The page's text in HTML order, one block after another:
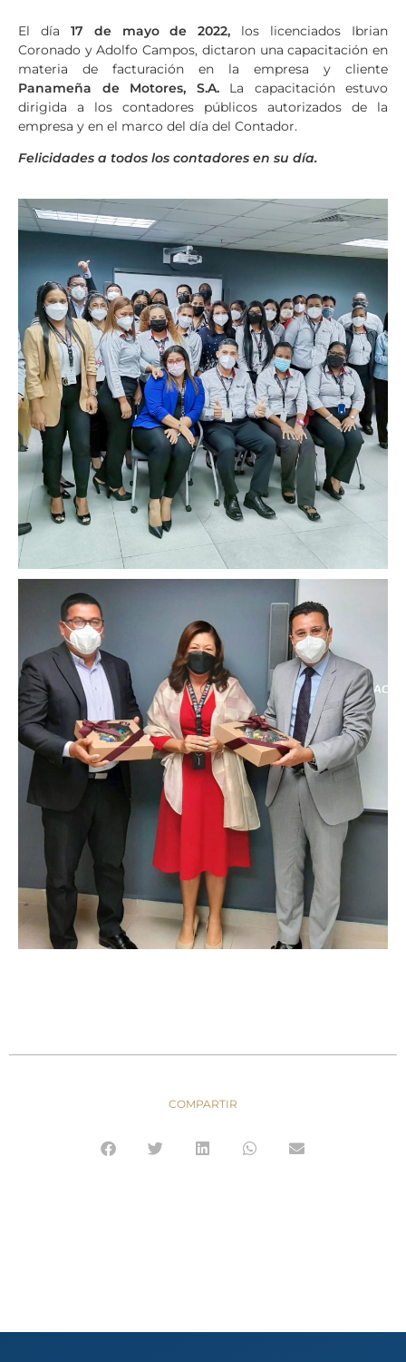
El día 17 de mayo de 2022, los licenciados Ibrian
Coronado y Adolfo Campos, dictaron una capacitación en
materia de facturación en la empresa y cliente
Panameña de Motores, S.A.La capacitación estuvo
dirigida a los contadores públicos autorizados de la
empresa y en el marco del día del Contador.
Felicidades a todos los contadores en su día.
COMPARTIR